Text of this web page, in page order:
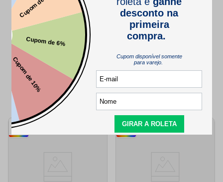
SEJA O PRIMEIRO A PERGUNTAR
QUEM VIU,TAMBÉM VIU..
12 5